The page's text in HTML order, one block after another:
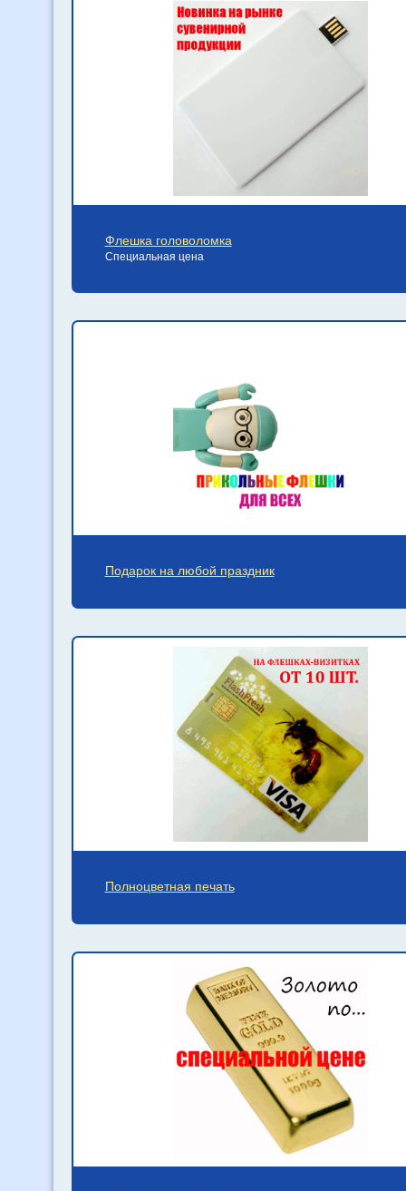
Флешка головоломка
Специальная цена
Подарок на любой праздник
Полноцветная печать